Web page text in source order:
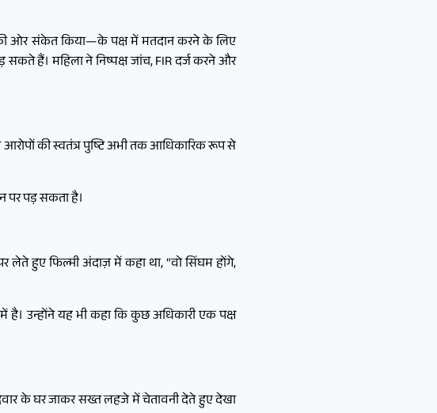
की ओर संकेत किया—के पक्ष में मतदान करने के लिए
सकते हैं। महिला ने निष्पक्ष जांच, FIR दर्ज करने और
की स्वतंत्र पुष्टि अभी तक आधिकारिक रूप से
पर पड़ सकता है।
लेते हुए फिल्मी अंदाज़ में कहा था, “वो सिंघम होंगे,
है। उन्होंने यह भी कहा कि कुछ अधिकारी एक पक्ष
के घर जाकर सख्त लहजे में चेतावनी देते हुए देखा